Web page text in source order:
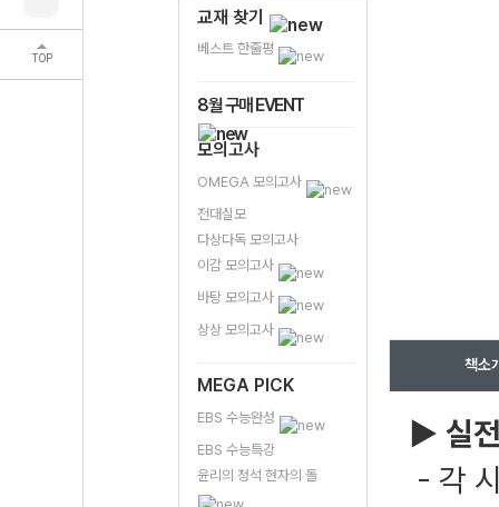
TOP
교재 찾기
베스트 한줄평
8월 구매 EVENT
모의고사
OMEGA 모의고사
전대실모
다상다독 모의고사
이감 모의고사
바탕 모의고사
상상 모의고사
MEGA PICK
EBS 수능완성
EBS 수능특강
윤리의 정석 현자의 돌
책소
▶ 실
- 각